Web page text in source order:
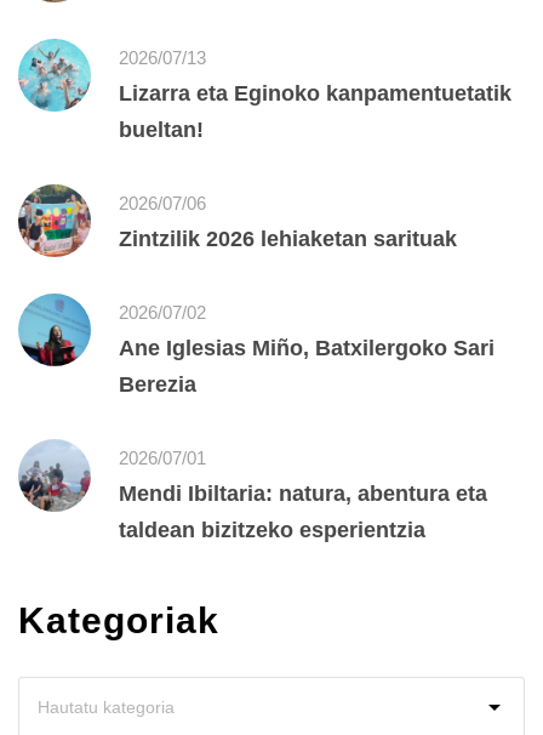
2026/07/13
Lizarra eta Eginoko kanpamentuetatik
bueltan!
2026/07/06
Zintzilik 2026 lehiaketan sarituak
2026/07/02
Ane Iglesias Miño, Batxilergoko Sari
Berezia
2026/07/01
Mendi Ibiltaria: natura, abentura eta
taldean bizitzeko esperientzia
Kategoriak